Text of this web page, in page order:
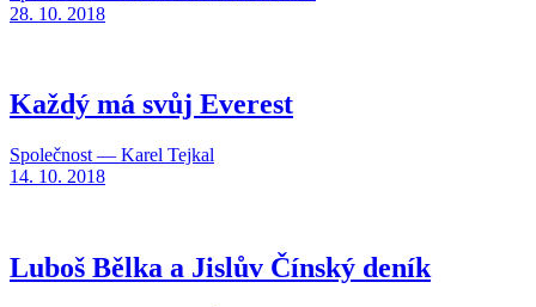
28. 10. 2018
Každý má svůj Everest
Společnost — Karel Tejkal
14. 10. 2018
Luboš Bělka a Jislův Čínský deník